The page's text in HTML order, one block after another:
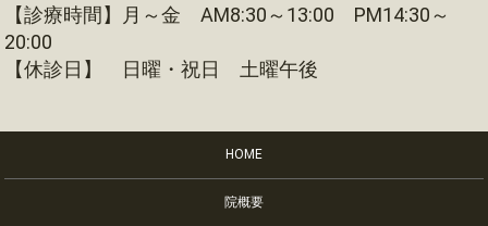
【診療時間】月～金 AM8:30～13:00 PM14:30～
20:00
【休診日】 日曜・祝日 土曜午後
HOME
院概要